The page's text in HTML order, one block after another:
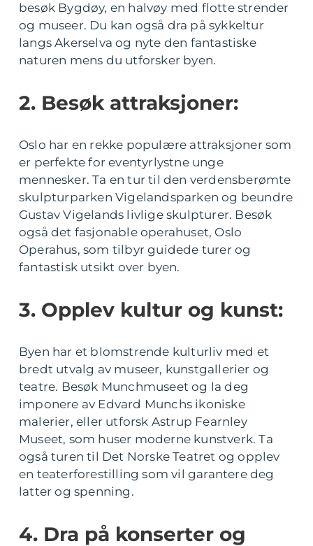
besøk Bygdøy, en halvøy med flotte strender
og museer. Du kan også dra på sykkeltur
langs Akerselva og nyte den fantastiske
naturen mens du utforsker byen.
2. Besøk attraksjoner:
Oslo har en rekke populære attraksjoner som
er perfekte for eventyrlystne unge
mennesker. Ta en tur til den verdensberømte
skulpturparken Vigelandsparken og beundre
Gustav Vigelands livlige skulpturer. Besøk
også det fasjonable operahuset, Oslo
Operahus, som tilbyr guidede turer og
fantastisk utsikt over byen.
3. Opplev kultur og kunst:
Byen har et blomstrende kulturliv med et
bredt utvalg av museer, kunstgallerier og
teatre. Besøk Munchmuseet og la deg
imponere av Edvard Munchs ikoniske
malerier, eller utforsk Astrup Fearnley
Museet, som huser moderne kunstverk. Ta
også turen til Det Norske Teatret og opplev
en teaterforestilling som vil garantere deg
latter og spenning.
4. Dra på konserter og